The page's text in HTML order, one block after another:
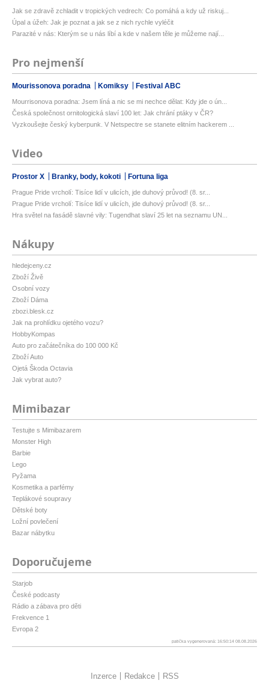
Jak se zdravě zchladit v tropických vedrech: Co pomáhá a kdy už riskuj...
Úpal a úžeh: Jak je poznat a jak se z nich rychle vyléčit
Parazité v nás: Kterým se u nás líbí a kde v našem těle je můžeme nají...
Pro nejmenší
Mourissonova poradna Komiksy Festival ABC
Mourrisonova poradna: Jsem líná a nic se mi nechce dělat: Kdy jde o ún...
Česká společnost ornitologická slaví 100 let: Jak chrání ptáky v ČR?
Vyzkoušejte český kyberpunk. V Netspectre se stanete elitním hackerem ...
Video
Prostor X Branky, body, kokoti Fortuna liga
Prague Pride vrcholí: Tisíce lidí v ulicích, jde duhový průvod! (8. sr...
Prague Pride vrcholí: Tisíce lidí v ulicích, jde duhový průvod! (8. sr...
Hra světel na fasádě slavné vily: Tugendhat slaví 25 let na seznamu UN...
Nákupy
hledejceny.cz
Zboží Živě
Osobní vozy
Zboží Dáma
zbozi.blesk.cz
Jak na prohlídku ojetého vozu?
HobbyKompas
Auto pro začátečníka do 100 000 Kč
Zboží Auto
Ojetá Škoda Octavia
Jak vybrat auto?
Mimibazar
Testujte s Mimibazarem
Monster High
Barbie
Lego
Pyžama
Kosmetika a parfémy
Teplákové soupravy
Dětské boty
Ložní povlečení
Bazar nábytku
Doporučujeme
Starjob
České podcasty
Rádio a zábava pro děti
Frekvence 1
Evropa 2
patička vygenerovaná: 16:50:14 08.08.2026
Inzerce Redakce RSS